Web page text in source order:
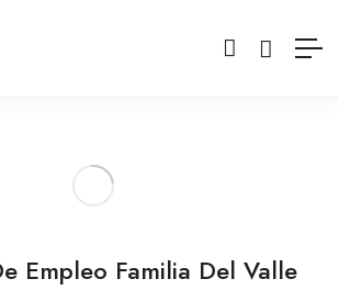
Empleo Familia Del Valle